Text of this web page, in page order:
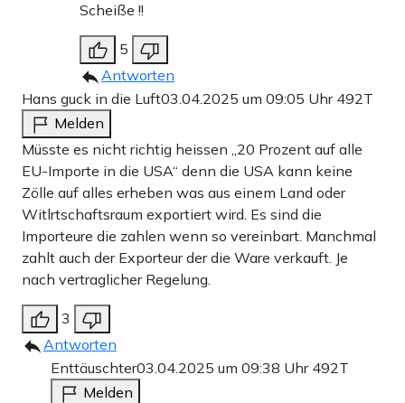
Scheiße !!
5
Antworten
Hans guck in die Luft03.04.2025 um 09:05 Uhr 492T
Melden
Müsste es nicht richtig heissen „20 Prozent auf alle
EU-Importe in die USA“ denn die USA kann keine
Zölle auf alles erheben was aus einem Land oder
Witlrtschaftsraum exportiert wird. Es sind die
Importeure die zahlen wenn so vereinbart. Manchmal
zahlt auch der Exporteur der die Ware verkauft. Je
nach vertraglicher Regelung.
3
Antworten
Enttäuschter03.04.2025 um 09:38 Uhr 492T
Melden